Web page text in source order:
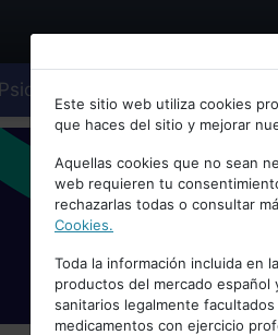
Bienvenid@ a
Escribe tu Email
Accede o regístrate con tu
Psiquiatría
Este sitio web utiliza cookies
que haces del sitio y mejorar
Aquellas cookies que no sean
web requieren tu
rechazarlas todas o consultar
Cookies.
Toda la información incluida en
productos del mercado
sanitarios legalmente
medicamentos con ejercicio